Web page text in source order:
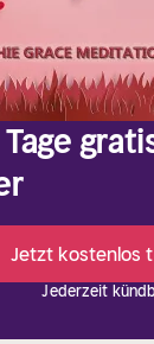
Tage
Jetzt kostenlos
Jederzeit